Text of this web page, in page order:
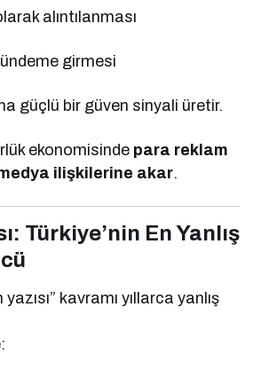
alıntılanması
girmesi
güçlü bir güven sinyali üretir.
ekonomisinde para reklam
ilişkilerine akar.
Türkiye’nin En Yanlış
yazısı” kavramı yıllarca yanlış